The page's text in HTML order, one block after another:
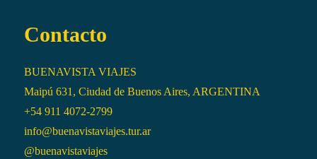
Contacto
BUENAVISTA VIAJES
Maipú 631, Ciudad de Buenos Aires, ARGENTINA
+54 911 4072-2799
info@buenavistaviajes.tur.ar
@buenavistaviajes